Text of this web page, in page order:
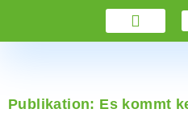
Publikation: Es kommt